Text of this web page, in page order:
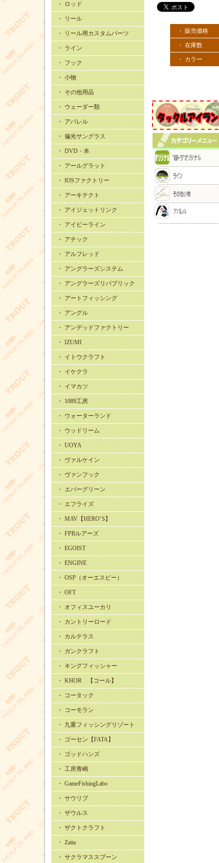
・ ロッド
・ リール
・ リール用カスタムパーツ
・ ライン
・ フック
・ 小物
・ その他用品
・ ウェーダー類
・ アパレル
・ 偏光サングラス
・ DVD・本
・ アールグラット
・ IOSファクトリー
・ アーキテクト
・ アイジェットリンク
・ アイビーライン
・ アチック
・ アルフレッド
・ アングラーズシステム
・ アングラーズリパブリック
・ アートフィッシング
・ アングル
・ アンデッドファクトリー
・ IZUMI
・ イトウクラフト
・ イケクラ
・ イマカツ
・ 1089工房
・ ウォーターランド
・ ウッドリーム
・ UOYA
・ ヴァルケイン
・ ヴァンフック
・ エバーグリーン
・ エフライズ
・ MAV【HERO’S】
・ FPBルアーズ
・ EGOIST
・ ENGINE
・ OSP（オーエスピー）
・ OFT
・ オフィスユーカリ
・ カントリーロード
・ カルテラス
・ ガンクラフト
・ キングフィッシャー
・ KHOR 【コール】
・ コータック
・ コーモラン
・ 九重フィッシングリゾート
・ ゴーセン【FATA】
・ ゴッドハンズ
・ 工房青嶋
・ GameFishingLabo
・ サウリブ
・ ザウルス
・ ザクトクラフト
・ Zatta
・ サクラマススプーン
・ 販売価格
・ 在庫数
・ カラー